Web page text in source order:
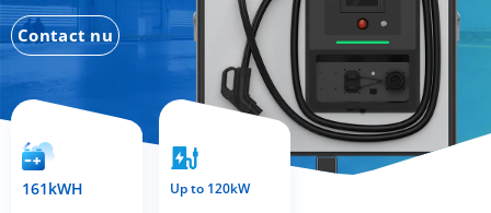
Contact nu
161kWH Up to 120kW